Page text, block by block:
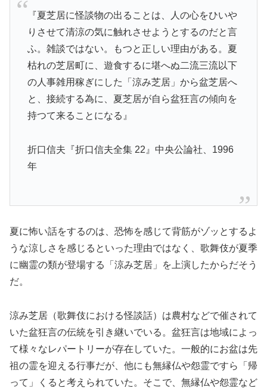
『夏芝居に怪談物の出ることは、人の心をひいや
りさせて清涼の気に触れさせようとするのだと言
ふ。雑談ではない。もつと正しい理由がある。夏
枯れの芝居町に、遊食するに堪へぬ二流三流以下
の人事雑用稼ぎにした「涼み芝居」から盆芝居へ
と、接続する為に、夏芝居が自ら盆狂言の傾向を
持つて来ることになる』
折口信夫『折口信夫全集 22』中央公論社、1996
年
夏に怖い話をするのは、恐怖を感じて背筋がゾッとするよ
うな涼しさを感じるといった理由ではなく、歌舞伎が夏季
に幽霊の類が登場する「涼み芝居」を上演したからだそう
だ。
涼み芝居（歌舞伎における怪談話）は農村などで催されて
いた盆狂言の伝統を引き継いでいる。盆狂言は地域によっ
て様々なレパートリーが存在していた。一般的にお盆は先
祖の霊を迎える行事だが、他にも無縁仏や怨霊ですら「帰
って」くると考えられていた。そこで、無縁仏や怨霊など